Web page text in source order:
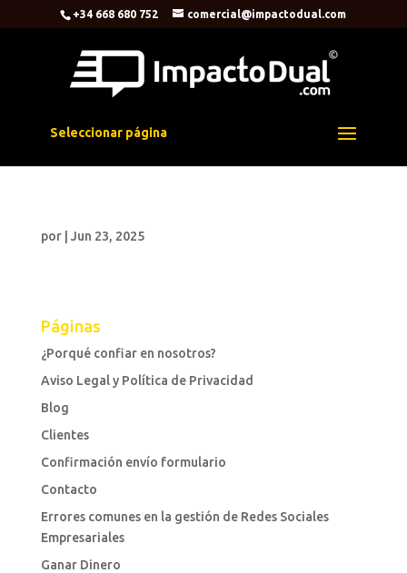
+34 668 680 752 comercial@impactodual.com
Seleccionar página
por Jun 23, 2025
Páginas
¿Porqué confiar en nosotros?
Aviso Legal y Política de Privacidad
Blog
Clientes
Confirmación envío formulario
Contacto
Errores comunes en la gestión de Redes Sociales
Empresariales
Ganar Dinero